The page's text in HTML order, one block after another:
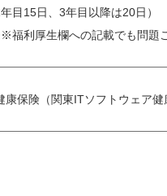
目15日、3年目以降は20日）
福利厚生欄への記載でも問題
保険（関東ITソフトウェア健